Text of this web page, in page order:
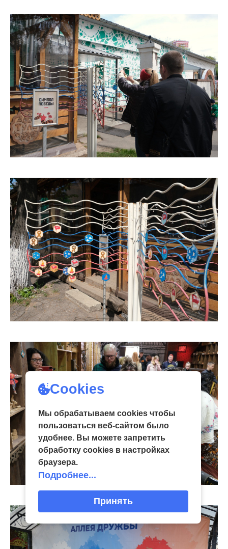
Cookies
Мы обрабатываем cookies чтобы
пользоваться веб-сайтом было
удобнее. Вы можете запретить
обработку сookies в настройках
браузера.
Подробнее...
Принять